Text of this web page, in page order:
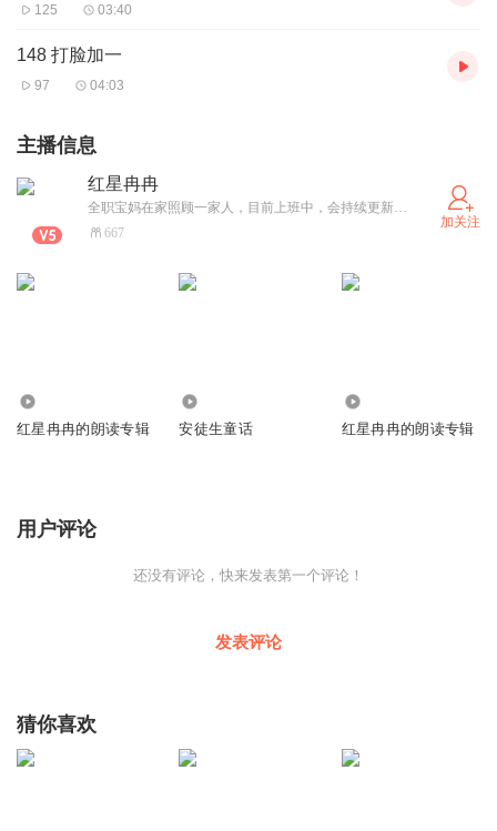
125 03:40
148 打脸加一
97 04:03
主播信息
红星冉冉
全职宝妈在家照顾一家人，目前上班中，会持续更新的！希望大家多多支持，不好的地方请见谅！！！
667
加关注
红星冉冉的朗读专辑 安徒生童话 红星冉冉的朗读专辑
用户评论
还没有评论，快来发表第一个评论！
发表评论
猜你喜欢